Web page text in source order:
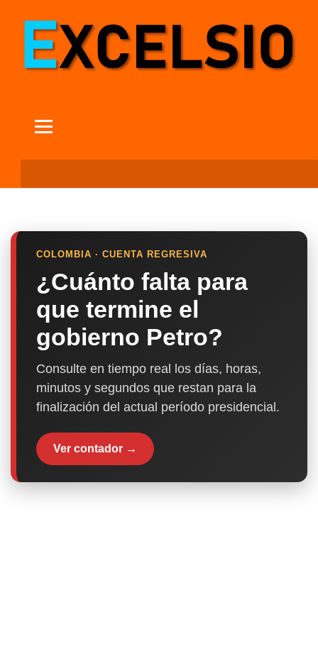
COLOMBIA · CUENTA REGRESIVA
¿Cuánto falta para
que termine el
gobierno Petro?
Consulte en tiempo real los días, horas,
minutos y segundos que restan para la
finalización del actual período presidencial.
Ver contador →